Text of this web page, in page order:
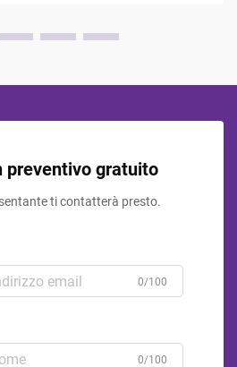
preventivo gratuito
ti contatterà presto.
0/100
0/100